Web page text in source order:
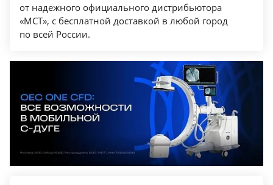
от надежного официального дистрибьютора
«МСТ», с бесплатной доставкой в любой город
по всей России.